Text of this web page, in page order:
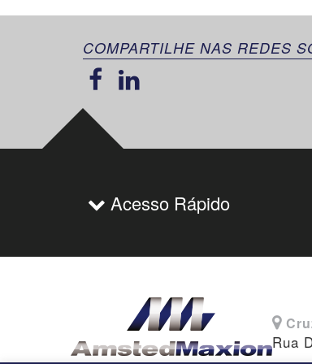
COMPARTILHE NAS REDES
Acesso Rápido
Rua